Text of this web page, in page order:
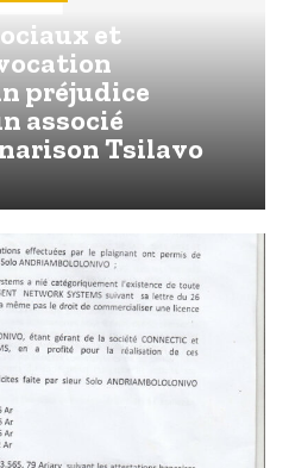
et
préjudice
associé
Tsilavo